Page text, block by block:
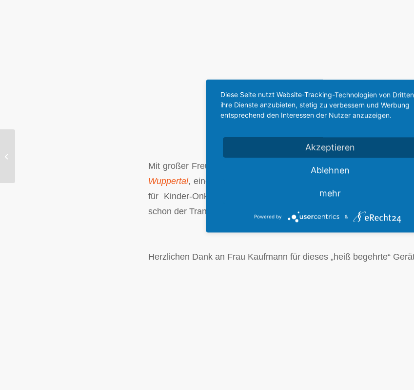
„Wow – eine PS5!“
06.07.2021 / inNeuigkeiten
Mit großer Freude hat Löwenstern e.V. von Frau Heike Kaufmann,
Wuppertal, eine originalverpackte PS5 als Spende für die
für Kinder-Onkologie übernommen. Diese Spielkonsole ist
schon der Transport auf die Station zu Freudesstürmen bei den
Herzlichen Dank an Frau Kaufmann für dieses „heiß begehrte“
Diese Seite nutzt Website-Tracking-Technologien von
ihre Dienste anzubieten, stetig zu verbessern und Werbung
entsprechend den Interessen der Nutzer anzuzeigen.
Akzeptieren
Ablehnen
mehr
Powered by &